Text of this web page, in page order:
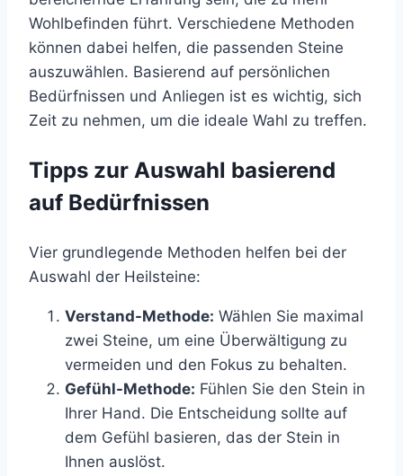
Wohlbefinden führt. Verschiedene Methoden
können dabei helfen, die passenden Steine
auszuwählen. Basierend auf persönlichen
Bedürfnissen und Anliegen ist es wichtig, sich
Zeit zu nehmen, um die ideale Wahl zu treffen.
Tipps zur Auswahl basierend
auf Bedürfnissen
Vier grundlegende Methoden helfen bei der
Auswahl der Heilsteine:
Verstand-Methode: Wählen Sie maximal
zwei Steine, um eine Überwältigung zu
vermeiden und den Fokus zu behalten.
Gefühl-Methode: Fühlen Sie den Stein in
Ihrer Hand. Die Entscheidung sollte auf
dem Gefühl basieren, das der Stein in
Ihnen auslöst.